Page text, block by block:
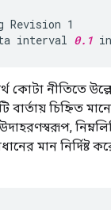
Revision 1
interval 0.1
কোটা নীতিতে
বার্তায় চিহ্নিত
মান নির্দিষ্ট